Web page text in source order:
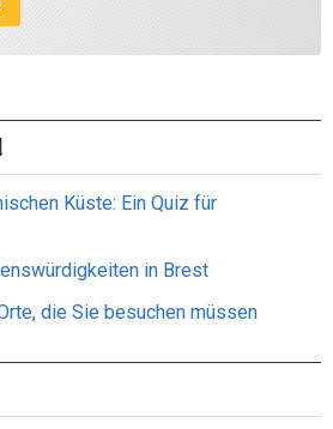
Küste: Ein Quiz für
in Brest
die Sie besuchen müssen